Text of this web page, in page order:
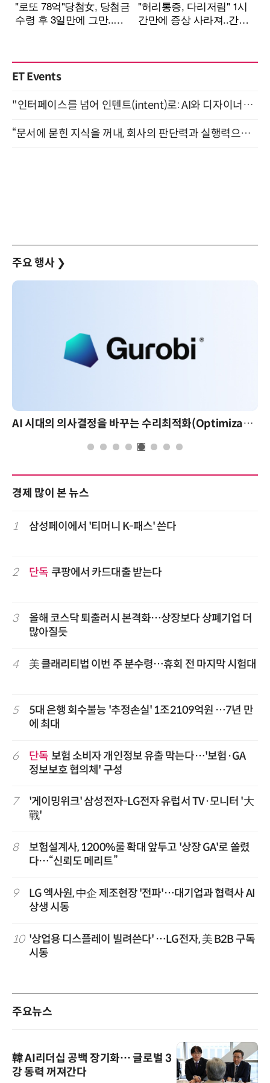
ET Events
"인터페이스를 넘어 인텐트(intent)로: AI와 디자이너가 함께 만드는 공존의 UX" 강남역 (9/2)
“문서에 묻힌 지식을 꺼내, 회사의 판단력과 실행력으로 바꾸다” (8/20)
주요 행사 ❯
AI 시대의 의사결정을 바꾸는 수리최적화(Optimization): 실제 산업 적용 사례와 활용 전략
경제 많이 본 뉴스
1 삼성페이에서 '티머니 K-패스' 쓴다
2 단독 쿠팡에서 카드대출 받는다
3
올해 코스닥 퇴출러시 본격화…상장보다 상폐기업 더
많아질듯
4 美 클래리티법 이번 주 분수령…휴회 전 마지막 시험대
5
5대 은행 회수불능 '추정손실' 1조2109억원 …7년 만
에 최대
6 단독 보험 소비자 개인정보 유출 막는다…'보험·GA
정보보호 협의체' 구성
7
'게이밍위크' 삼성전자-LG전자 유럽서 TV·모니터 '大
戰'
8
보험설계사, 1200%룰 확대 앞두고 '상장 GA'로 쏠렸
다…“신뢰도 메리트”
9
LG 엑사원, 中企 제조현장 '전파'…대기업과 협력사 AI
상생 시동
10 '상업용 디스플레이 빌려쓴다' …LG전자, 美 B2B 구독
시동
주요뉴스
韓 AI리더십 공백 장기화… 글로벌 3
강 동력 꺼져간다